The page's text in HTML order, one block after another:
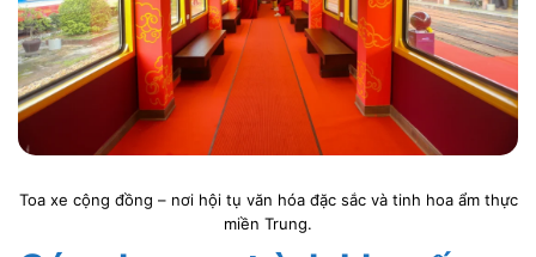
Toa xe cộng đồng – nơi hội tụ văn hóa đặc sắc và tinh hoa ẩm thực
miền Trung.